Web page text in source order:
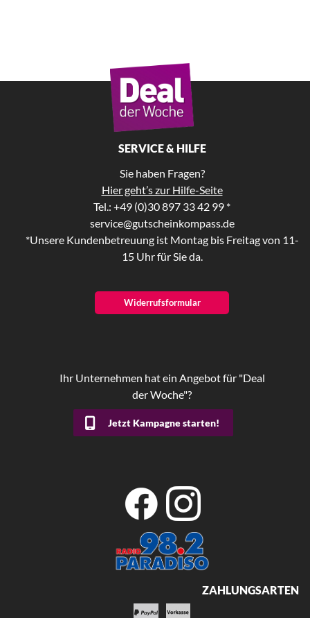
SERVICE & HILFE
Sie haben Fragen?
Hier geht’s zur Hilfe-Seite
Tel.: +49 (0)30 897 33 42 99 *
service@gutscheinkompass.de
*Unsere Kundenbetreuung ist Montag bis Freitag von 11-
15 Uhr für Sie da.
Widerrufsformular
Ihr Unternehmen hat ein Angebot für "Deal
der Woche"?
Jetzt Kampagne starten!
ZAHLUNGSARTEN